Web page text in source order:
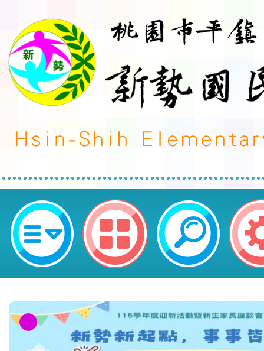
安東青創基地「Game ON！遊戲
主題展覽，並鼓勵師生踴躍參觀體
新勢國民小學